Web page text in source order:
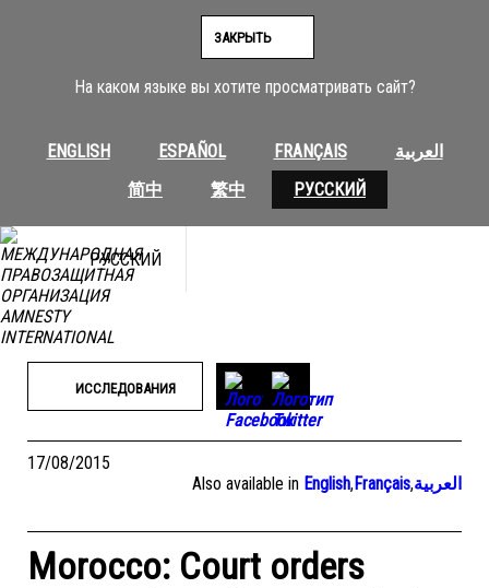
На каком языке вы хотите просматривать сайт?
ENGLISH ESPAÑOL FRANÇAIS
العربية
简中
繁中 РУССКИЙ
ЗАКРЫТЬ
РУССКИЙ
ИССЛЕДОВАНИЯ
17/08/2015
Also available in English,Français,العربية
Morocco: Court orders